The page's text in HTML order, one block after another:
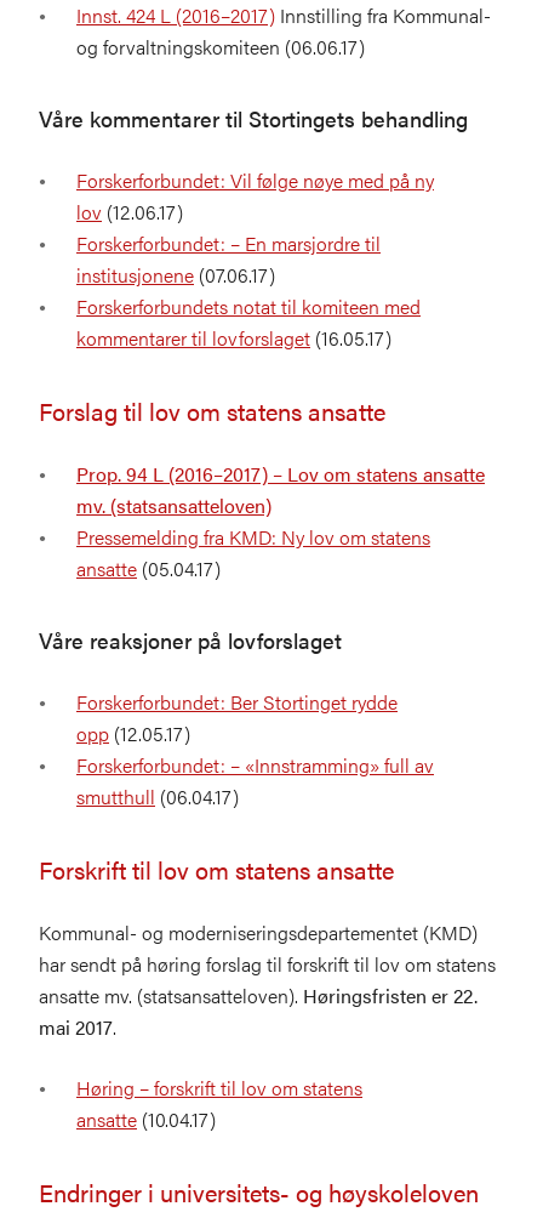
Innst. 424 L (2016–2017) Innstilling fra Kommunal-
og forvaltningskomiteen (06.06.17)
Våre kommentarer til Stortingets behandling
Forskerforbundet: Vil følge nøye med på ny
lov (12.06.17)
Forskerforbundet: – En marsjordre til
institusjonene (07.06.17)
Forskerforbundets notat til komiteen med
kommentarer til lovforslaget (16.05.17)
Forslag til lov om statens ansatte
Prop. 94 L (2016–2017) – Lov om statens ansatte
mv. (statsansatteloven)
Pressemelding fra KMD: Ny lov om statens
ansatte (05.04.17)
Våre reaksjoner på lovforslaget
Forskerforbundet: Ber Stortinget rydde
opp (12.05.17)
Forskerforbundet: – «Innstramming» full av
smutthull (06.04.17)
Forskrift til lov om statens ansatte
Kommunal- og moderniseringsdepartementet (KMD)
har sendt på høring forslag til forskrift til lov om statens
ansatte mv. (statsansatteloven). Høringsfristen er 22.
mai 2017.
Høring – forskrift til lov om statens
ansatte (10.04.17)
Endringer i universitets- og høyskoleloven